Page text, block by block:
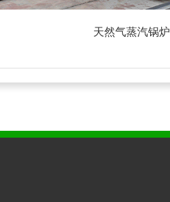
天然气蒸汽锅炉